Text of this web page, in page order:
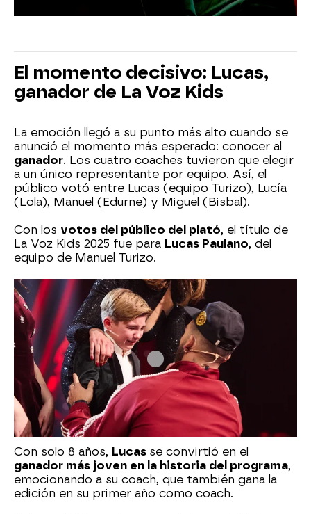
El momento decisivo: Lucas,
ganador de La Voz Kids
La emoción llegó a su punto más alto cuando se
anunció el momento más esperado: conocer al
ganador. Los cuatro coaches tuvieron que elegir
a un único representante por equipo. Así, el
público votó entre Lucas (equipo Turizo), Lucía
(Lola), Manuel (Edurne) y Miguel (Bisbal).
Con los votos del público del plató, el título de
La Voz Kids 2025 fue para Lucas Paulano, del
equipo de Manuel Turizo.
Con solo 8 años, Lucas se convirtió en el
ganador más joven en la historia del programa,
emocionando a su coach, que también gana la
edición en su primer año como coach.